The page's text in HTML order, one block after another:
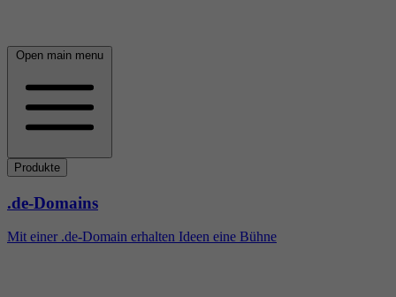
Open main menu
Produkte
.de-Domains
Mit einer .de-Domain erhalten Ideen eine Bühne